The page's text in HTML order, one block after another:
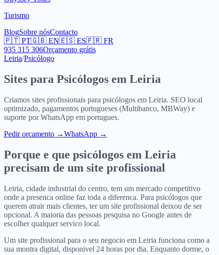
Turismo
BlogSobre nósContacto
🇵🇹 PT🇬🇧 EN🇪🇸 ES🇫🇷 FR
935 315 306Orçamento grátis
Leiria/Psicólogo
Sites para Psicólogos em Leiria
Criamos sites profissionais para psicólogos em Leiria. SEO local
optimizado, pagamentos portugueses (Multibanco, MBWay) e
suporte por WhatsApp em portugues.
Pedir orcamento →WhatsApp →
Porque e que psicólogos em Leiria
precisam de um site profissional
Leiria, cidade industrial do centro, tem um mercado competitivo
onde a presenca online faz toda a diferenca. Para psicólogos que
querem atrair mais clientes, ter um site profissional deixou de ser
opcional. A maioria das pessoas pesquisa no Google antes de
escolher qualquer servico local.
Um site profissional para o seu negocio em Leiria funciona como a
sua montra digital, disponivel 24 horas por dia. Enquanto dorme, o